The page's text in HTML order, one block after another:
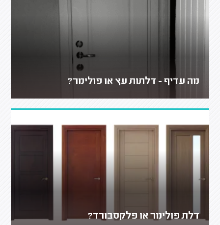
מה עדיף - דלתות עץ או פולימר?
דלת פולימר או פלקסבורד?